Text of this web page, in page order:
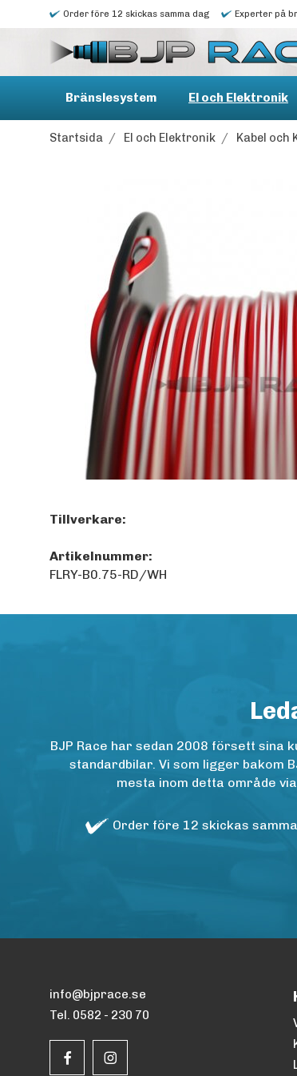
Order före 12 skickas samma dag Experter på
Bränslesystem El och Elektronik
Startsida / El och Elektronik / Kabel och
Tillverkare:
Artikelnummer:
FLRY-B0.75-RD/WH
BJP Race har sedan 2008 försett sina
standardbilar. Vi som ligger bakom
mesta inom detta område
Order före 12 skickas
info@bjprace.se
Tel. 0582 - 230 70